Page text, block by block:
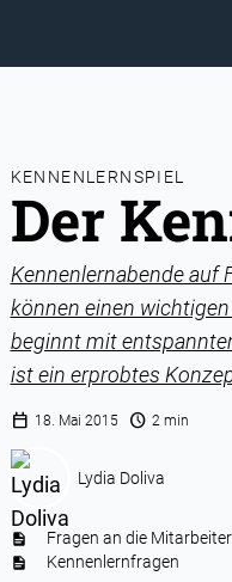
KENNENLERNSPIEL
Der
Kennenlernabende auf
können einen
beginnt mit
ist ein erprobtes
calendar_today 18. Mai 2015 schedule 2 min
Lydia Doliva
Fragen an die Mitarbeiter
Kennenlernfragen